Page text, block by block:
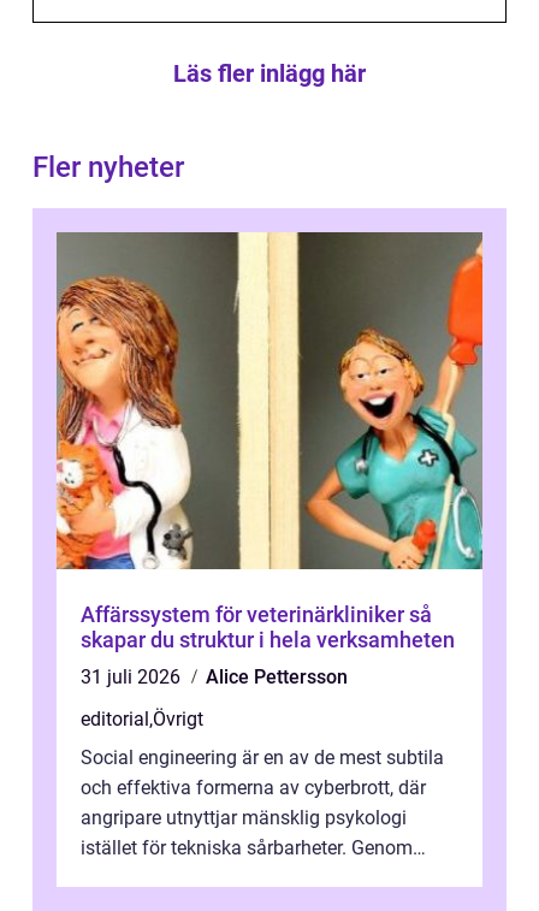
Läs fler inlägg här
Fler nyheter
Affärssystem för veterinärkliniker så
skapar du struktur i hela verksamheten
31 juli 2026
Alice Pettersson
editorial,Övrigt
Social engineering är en av de mest subtila
och effektiva formerna av cyberbrott, där
angripare utnyttjar mänsklig psykologi
istället för tekniska sårbarheter. Genom